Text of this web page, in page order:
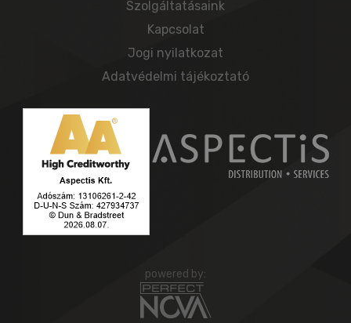
Szolgáltatásaink
Kapcsolat
Jogi nyilatkozat
Adatvédelmi tájékoztató
powered by: